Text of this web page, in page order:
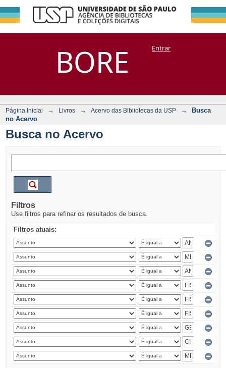
BORE
Busca no Acervo
DSpace/Manakin + CoriscoEntrar
Página Inicial → Livros → Acervo das Bibliotecas da USP →
Busca
no Acervo
Busca no Acervo
Filtros
Use filtros para refinar os resultados de busca.
Filtros atuais: